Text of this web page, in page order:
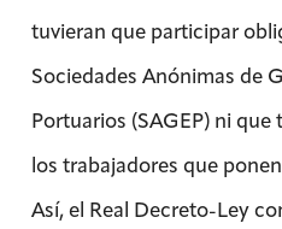
tuvieran que participar
Sociedades Anónimas de
Portuarios (SAGEP) ni
los trabajadores que
Así, el Real Decreto-Ley